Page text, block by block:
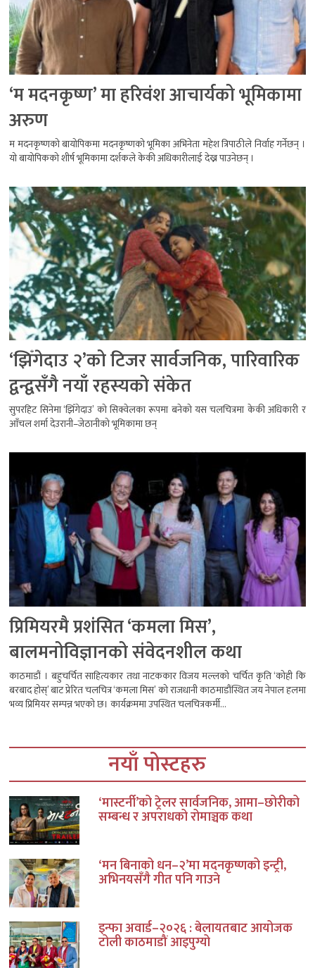
‘म मदनकृष्ण’ मा हरिवंश आचार्यको भूमिकामा
अरुण
म मदनकृष्णको बायोपिकमा मदनकृष्णको भूमिका अभिनेता महेश त्रिपाठीले निर्वाह गर्नेछन् ।
यो बायोपिकको शीर्ष भूमिकामा दर्शकले केकी अधिकारीलाई देख्न पाउनेछन् ।
‘झिँगेदाउ २’को टिजर सार्वजनिक, पारिवारिक
द्वन्द्वसँगै नयाँ रहस्यको संकेत
सुपरहिट सिनेमा ‘झिँगेदाउ’ को सिक्वेलका रूपमा बनेको यस चलचित्रमा केकी अधिकारी र
आँचल शर्मा देउरानी–जेठानीको भूमिकामा छन्
प्रिमियरमै प्रशंसित ‘कमला मिस’,
बालमनोविज्ञानको संवेदनशील कथा
काठमाडौं । बहुचर्चित साहित्यकार तथा नाटककार विजय मल्लको चर्चित कृति ‘कोही कि
बरबाद होस्’ बाट प्रेरित चलचित्र ‘कमला मिस’ को राजधानी काठमाडौंस्थित जय नेपाल हलमा
भव्य प्रिमियर सम्पन्न भएको छ। कार्यक्रममा उपस्थित चलचित्रकर्मी...
नयाँ पोस्टहरु
‘मास्टर्नी’को ट्रेलर सार्वजनिक, आमा–छोरीको
सम्बन्ध र अपराधको रोमाञ्चक कथा
‘मन बिनाको धन–२’मा मदनकृष्णको इन्ट्री,
अभिनयसँगै गीत पनि गाउने
इन्फा अवार्ड–२०२६ : बेलायतबाट आयोजक
टोली काठमाडौं आइपुग्यो